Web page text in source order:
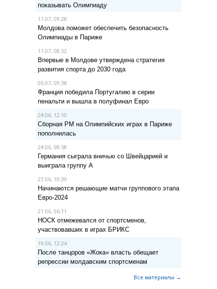
показывать Олимпиаду
11.07, 09:28
Молдова поможет обеспечить безопасность
Олимпиады в Париже
11.07, 08:32
Впервые в Молдове утверждена стратегия
развития спорта до 2030 года
06.07, 09:38
Франция победила Португалию в серии
пенальти и вышла в полуфинал Евро
24.06, 12:10
Сборная РМ на Олимпийских играх в Париже
пополнилась
24.06, 08:58
Германия сыграла вничью со Швейцарией и
выиграла группу A
23.06, 10:39
Начинаются решающие матчи группового этапа
Евро-2024
21.06, 06:11
НОСК отмежевался от спортсменов,
участвовавших в играх БРИКС
19.06, 12:24
После танцоров «Жока» власть обещает
репрессии молдавским спортсменам
Все материалы →